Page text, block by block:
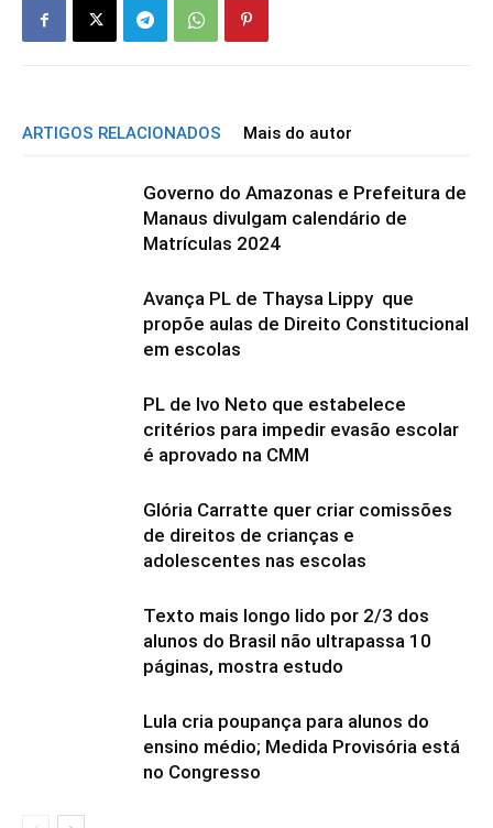
ARTIGOS RELACIONADOS Mais do autor
Governo do Amazonas e Prefeitura de
Manaus divulgam calendário de
Matrículas 2024
Avança PL de Thaysa Lippy que
propõe aulas de Direito Constitucional
em escolas
PL de Ivo Neto que estabelece
critérios para impedir evasão escolar
é aprovado na CMM
Glória Carratte quer criar comissões
de direitos de crianças e
adolescentes nas escolas
Texto mais longo lido por 2/3 dos
alunos do Brasil não ultrapassa 10
páginas, mostra estudo
Lula cria poupança para alunos do
ensino médio; Medida Provisória está
no Congresso